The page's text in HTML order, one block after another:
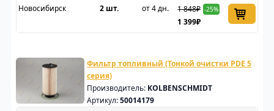
Новосибирск
2 шт. от 4 дн. 1 848₽ -25%
1 399₽
Фильтр топливный (Тонкой очистки PDE 5
серия)
Производитель: KOLBENSCHMIDT
Артикул:50014179